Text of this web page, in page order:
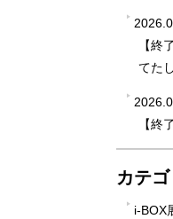
【終
てた
【終
カテゴ
i-BOX